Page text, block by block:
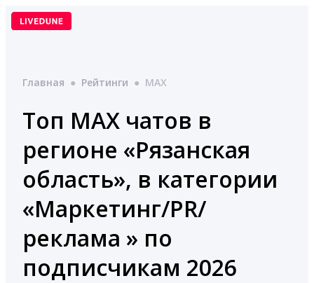
Перейти
Главная ● Рейтинги ● MAX
Топ MAX чатов в
регионе «Рязанская
область», в категории
«Маркетинг/PR/
реклама » по
подписчикам 2026